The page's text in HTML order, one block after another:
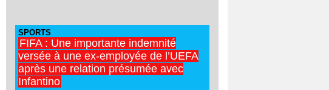
SPORTS
FIFA : Une importante indemnité
versée à une ex-employée de l’UEFA
après une relation présumée avec
Infantino